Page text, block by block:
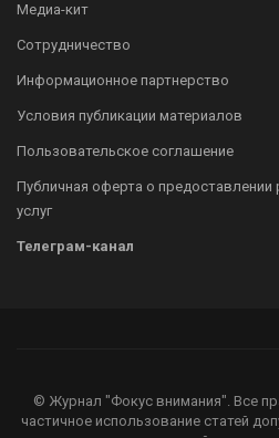
Медиа-кит
Сотрудничество
Информационное партнерство
Условия публикации материалов
Пользовательское соглашение
Публичная оферта о
услуг
Телеграм-канал
© Журнал "Фокус внимания". Все
частичное использование статей